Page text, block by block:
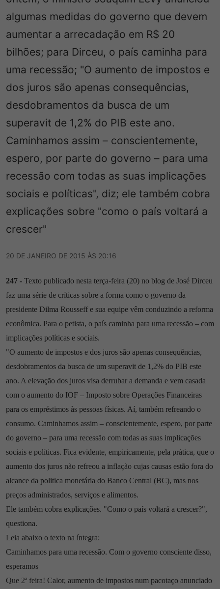
algumas medidas do governo que devem
aumentar a arrecadação em R$ 20
bilhões; para Dirceu, o país caminha para
uma recessão; "O aumento de impostos e
dos juros são apenas consequências,
desdobramentos da busca de um
superavit de 1,2% do PIB este ano.
Caminhamos assim – conscientemente,
espero, por parte do governo – para uma
recessão com todas as suas implicações
sociais e políticas", diz; ele também cobra
explicações sobre "como o país voltará a
crescer"
20 DE JANEIRO DE 2015 ÀS 20:16
247 - Texto publicado nesta terça-feira (20) no blog de José Dirceu
faz uma série de críticas sobre a forma como o governo da
presidente Dilma Rousseff e sua equipe vêm conduzindo a reforma
econômica. Para o petista, o país caminha para uma recessão – com
implicações políticas e sociais.
"O aumento de impostos e dos juros são apenas consequências,
desdobramentos da busca de um superavit de 1,2% do PIB este
ano. A elevação dos juros visa derrubar a demanda e vem casada
com o aumento do IOF – Imposto sobre Operações Financeiras
para os empréstimos às pessoas físicas. Aí, também refreando o
consumo. Caminhamos assim – conscientemente, espero, por parte
do governo – para uma recessão com todas as suas implicações
sociais e políticas. Fica evidente, empiricamente, pela prática, que o
aumento dos juros não refreou a inflação cujas causas estão fora do
alcance da politica monetária do Banco Central (BC), mas nos
preços administrados, serviços e alimentos.
Ele também cobra explicações. "Como o país voltará a crescer?",
questiona.
Leia abaixo o texto na íntegra:
Caminhamos para uma recessão. Com o governo consciente disso,
esperamos
Que 2ª feira! Calor, aumento de impostos num pacotaço anunciado